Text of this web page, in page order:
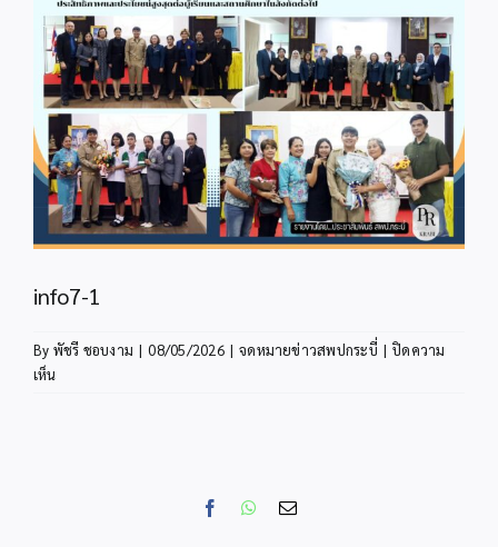
info7-1
By พัชรี ชอบงาม | 08/05/2026 | จดหมายข่าวสพปกระบี่ | ปิดความ
เห็น
FacebookWhatsApp
Email